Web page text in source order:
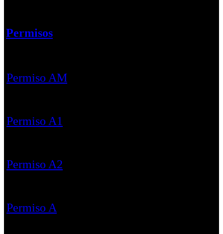
Permisos
Permiso AM
Permiso A1
Permiso A2
Permiso A